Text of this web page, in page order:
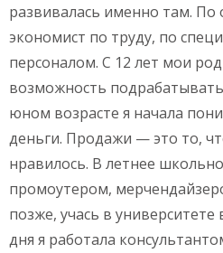
развивалась именно там. По
экономист по труду, по
персоналом. С 12 лет мои
возможность
юном возрасте я начала
деньги. Продажи — это то,
нравилось. В летнее
промоутером,
позже, учась в
дня я работала